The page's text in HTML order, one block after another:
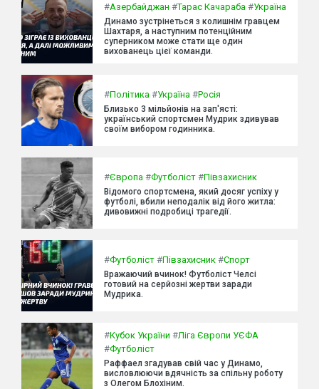
#Азербайджан #Тарас Качараба #Україна
Динамо зустрінеться з колишнім гравцем
Шахтаря, а наступним потенційним
суперником може стати ще один
вихованець цієї команди.
#Політика #Україна #Росія
Близько 3 мільйонів на зап'ясті:
український спортсмен Мудрик здивував
своїм вибором годинника.
#Європа #Футболіст #Півзахисник
Відомого спортсмена, який досяг успіху у
футболі, вбили неподалік від його житла:
дивовижні подробиці трагедії.
#Футболіст #Півзахисник #Спорт
Вражаючий вчинок! Футболіст Челсі
готовий на серйозні жертви заради
Мудрика.
#Кубок України #Ліга Європи УЄФА
#Футболіст
Раффаел згадував свій час у Динамо,
висловлюючи вдячність за спільну роботу
з Олегом Блохіним.